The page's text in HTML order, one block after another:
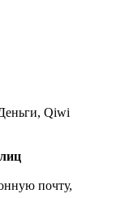
Qiwi
почту,